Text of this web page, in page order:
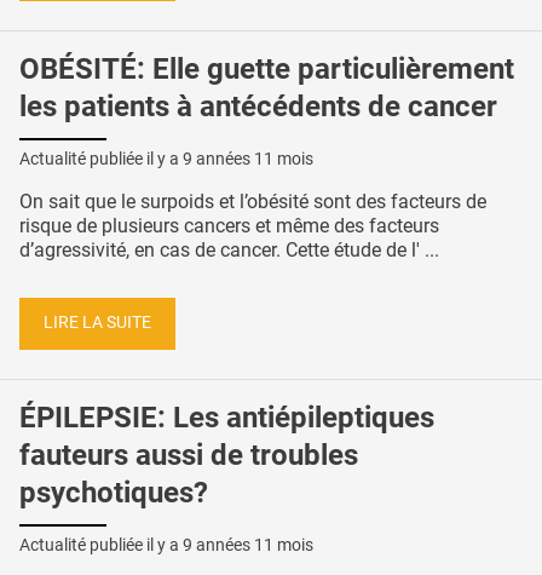
OBÉSITÉ: Elle guette particulièrement
les patients à antécédents de cancer
Actualité publiée il y a 9 années 11 mois
On sait que le surpoids et l’obésité sont des facteurs de
risque de plusieurs cancers et même des facteurs
d’agressivité, en cas de cancer. Cette étude de l' ...
LIRE LA SUITE
ÉPILEPSIE: Les antiépileptiques
fauteurs aussi de troubles
psychotiques?
Actualité publiée il y a 9 années 11 mois